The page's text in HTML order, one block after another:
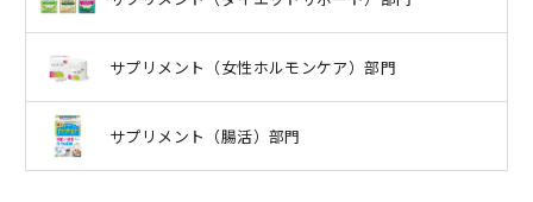
サプリメント（女性ホルモンケア）部門
サプリメント（腸活）部門